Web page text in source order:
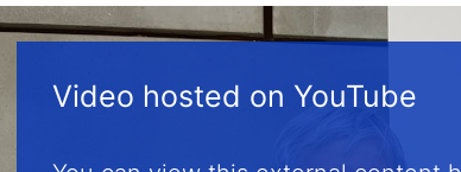
Video hosted on YouTube